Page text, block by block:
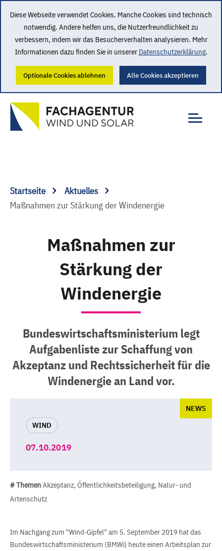
Diese Webseite verwendet Cookies. Manche Cookies sind technisch
notwendig. Andere helfen uns, die Nutzerfreundlichkeit zu
verbessern, indem wir das Besucherverhalten analysieren. Mehr
Informationen dazu finden Sie in unserer Datenschutzerklärung.
Optionale Cookies ablehnen Alle Cookies akzeptieren
Startseite
Aktuelles
Maßnahmen zur Stärkung der Windenergie
Maßnahmen zur
Stärkung der
Windenergie
Bundeswirtschaftsministerium legt
Aufgabenliste zur Schaffung von
Akzeptanz und Rechtssicherheit für die
Windenergie an Land vor.
WIND
NEWS
07.10.2019
# ThemenAkzeptanz, Öffentlichkeitsbeteiligung, Natur- und
Artenschutz
Im Nachgang zum "Wind-Gipfel" am 5. September 2019 hat das
Bundeswirtschaftsministerium (BMWi) heute einen Arbeitsplan zur